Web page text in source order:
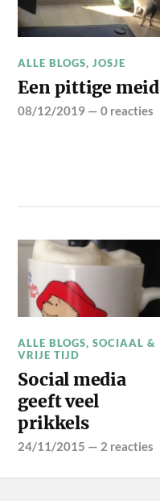
ALLE BLOGS,JOSJE
Een pittige meid
08/12/2019 —0 reacties
ALLE BLOGS,SOCIAAL &
VRIJE TIJD
Social media
geeft veel
prikkels
24/11/2015 — 2 reacties